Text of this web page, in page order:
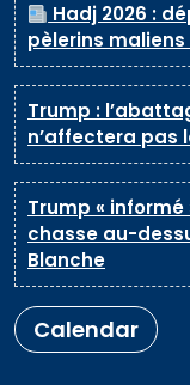
Hadj 2026 :
pèlerins
Trump :
n’affectera pas
Trump «
chasse au-
Blanche
Calendar